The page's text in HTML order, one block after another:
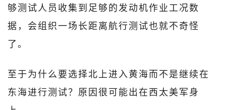
够测试人员收集到足够的发动机作业工况数
据，会组织一场长距离航行测试也就不奇怪
了。
至于为什么要选择北上进入黄海而不是继续在
东海进行测试？原因很可能出在西太美军身